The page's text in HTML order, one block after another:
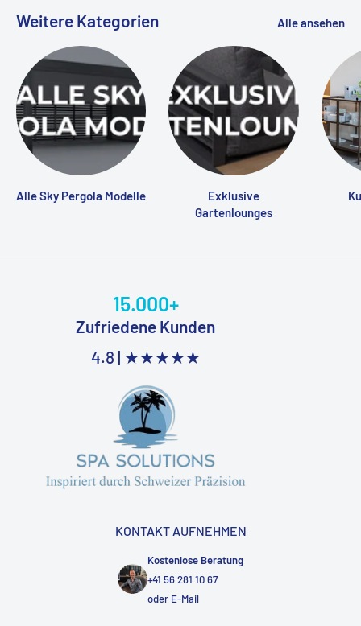
Weitere Kategorien Alle ansehen
Alle Sky Pergola Modelle
Exklusive
Gartenlounges
15.000+
Zufriedene Kunden
4.8 | ★★★★★
KONTAKT AUFNEHMEN
Kostenlose Beratung
+41 56 281 10 67
oder E-Mail